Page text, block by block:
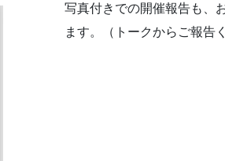
写真付きでの開催報告も、
ます。（トークからご報告